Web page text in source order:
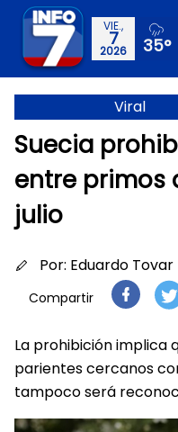
VIE.,
7
2026 35°
Viral
Suecia
entre primos
julio
Por: Eduardo Tovar
Compartir
La prohibición implica
parientes cercanos
tampoco será